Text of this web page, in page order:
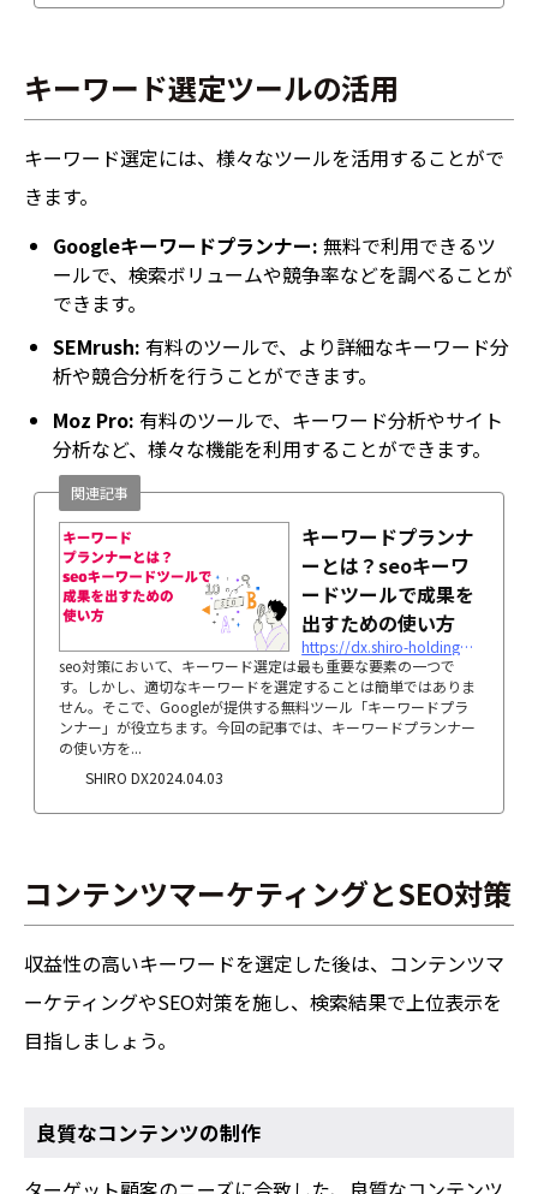
キーワード選定ツールの活用
キーワード選定には、様々なツールを活用することがで
きます。
Googleキーワードプランナー: 無料で利用できるツ
ールで、検索ボリュームや競争率などを調べることが
できます。
SEMrush: 有料のツールで、より詳細なキーワード分
析や競合分析を行うことができます。
Moz Pro: 有料のツールで、キーワード分析やサイト
分析など、様々な機能を利用することができます。
キーワードプランナ
ーとは？seoキーワ
ードツールで成果を
出すための使い方
https://dx.shiro-holdings.co.jp/p2618
seo対策において、キーワード選定は最も重要な要素の一つで
す。しかし、適切なキーワードを選定することは簡単ではありま
せん。そこで、Googleが提供する無料ツール「キーワードプラ
ンナー」が役立ちます。今回の記事では、キーワードプランナー
の使い方を...
SHIRO DX
関連記事
2024.04.03
コンテンツマーケティングとSEO対策
収益性の高いキーワードを選定した後は、コンテンツマ
ーケティングやSEO対策を施し、検索結果で上位表示を
目指しましょう。
良質なコンテンツの制作